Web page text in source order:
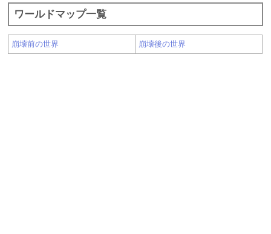
ワールドマップ一覧
崩壊前の世界 崩壊後の世界